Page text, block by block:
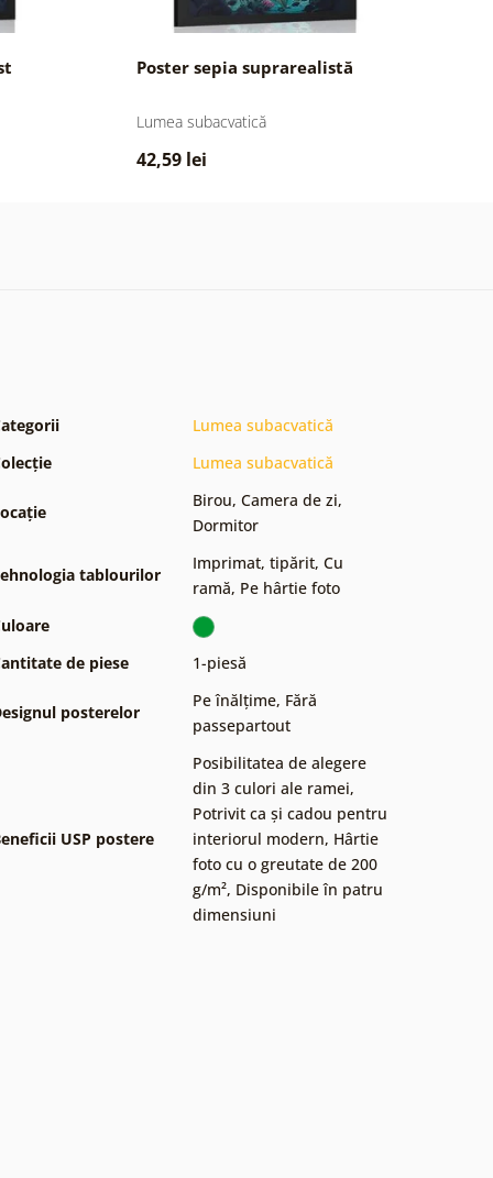
Poster sepia suprarealistă
Lumea subacvatică
42,59 lei
Lumea subacvatică
Lumea subacvatică
Birou, Camera de zi,
Dormitor
tablourilor
Imprimat, tipărit, Cu
ramă, Pe hârtie foto
de piese
1-piesă
posterelor
Pe înălțime, Fără
passepartout
USP postere
Posibilitatea de alegere
din 3 culori ale ramei,
Potrivit ca și cadou pentru
interiorul modern, Hârtie
foto cu o greutate de 200
g/m², Disponibile în patru
dimensiuni